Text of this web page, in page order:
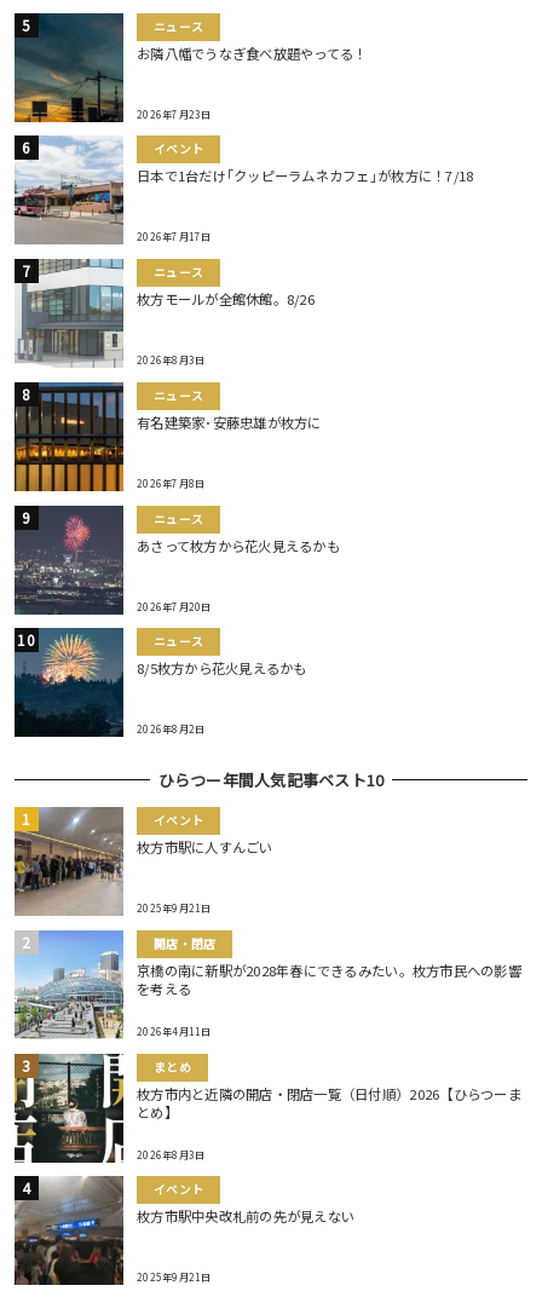
ニュース
お隣八幡でうなぎ食べ放題やってる！
2026年7月23日
イベント
日本で1台だけ｢クッピーラムネカフェ｣が枚方に！7/18
2026年7月17日
ニュース
枚方モールが全館休館。8/26
2026年8月3日
ニュース
有名建築家･安藤忠雄が枚方に
2026年7月8日
ニュース
あさって枚方から花火見えるかも
2026年7月20日
ニュース
8/5枚方から花火見えるかも
2026年8月2日
ひらつー年間人気記事ベスト10
イベント
枚方市駅に人すんごい
2025年9月21日
開店・閉店
京橋の南に新駅が2028年春にできるみたい。枚方市民への影響
を考える
2026年4月11日
まとめ
枚方市内と近隣の開店・閉店一覧（日付順）2026【ひらつーま
とめ】
2026年8月3日
イベント
枚方市駅中央改札前の先が見えない
2025年9月21日